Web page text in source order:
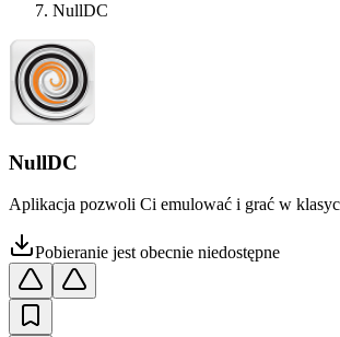
NullDC
NullDC
Aplikacja pozwoli Ci emulować i grać w
Pobieranie jest obecnie niedostępne